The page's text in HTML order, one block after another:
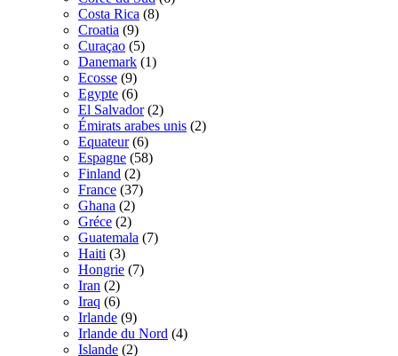
Costa Rica (8)
Croatia (9)
Curaçao (5)
Danemark (1)
Ecosse (9)
Egypte (6)
El Salvador (2)
Émirats arabes unis (2)
Equateur (6)
Espagne (58)
Finland (2)
France (37)
Ghana (2)
Gréce (2)
Guatemala (7)
Haiti (3)
Hongrie (7)
Iran (2)
Iraq (6)
Irlande (9)
Irlande du Nord (4)
Islande (2)